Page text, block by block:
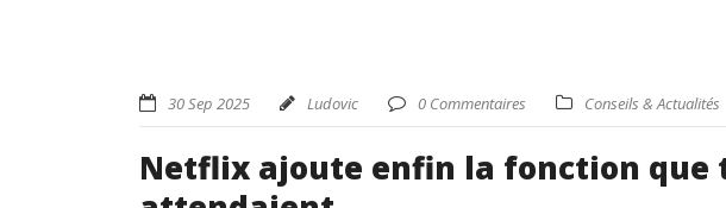
30 Sep 2025 Ludovic 0 Commentaires Conseils & Actualités
Netflix ajoute enfin la fonction que